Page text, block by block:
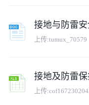
接地与防雷
上传:tumux_70579
接地及防雷
上传: